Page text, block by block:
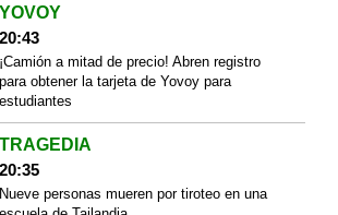
YOVOY
20:43
¡Camión a mitad de precio! Abren registro
para obtener la tarjeta de Yovoy para
estudiantes
TRAGEDIA
20:35
Nueve personas mueren por tiroteo en una